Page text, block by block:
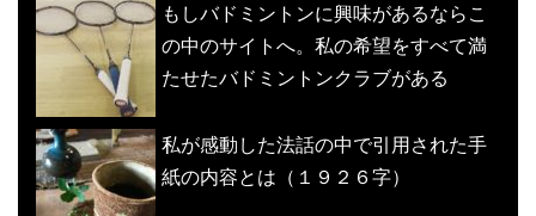
もしバドミントンに興味があるならこ
の中のサイトへ。私の希望をすべて満
たせたバドミントンクラブがある
私が感動した法話の中で引用された手
紙の内容とは（１９２６字）